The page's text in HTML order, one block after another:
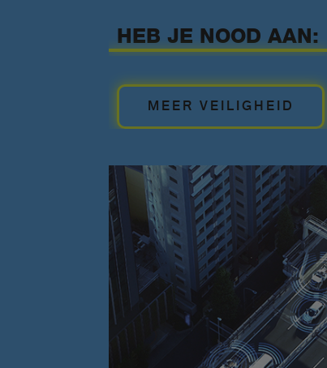
HEB JE NOOD AAN:
MEER VEILIGHEID